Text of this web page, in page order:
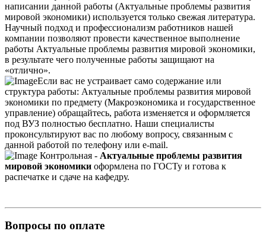
написании данной работы (Актуальные проблемы развития
мировой экономики) используется только свежая литература.
Научный подход и профессионализм работников нашей
компании позволяют провести качественное выполнение
работы Актуальные проблемы развития мировой экономики,
в результате чего полученные работы защищают на
«отлично».
Если вас не устраивает само содержание или
структура работы: Актуальные проблемы развития мировой
экономики по предмету (Макроэкономика и государственное
управление) обращайтесь, работа изменяется и оформляется
под ВУЗ полностью бесплатно. Наши специалисты
проконсультируют вас по любому вопросу, связанным с
данной работой по телефону или e-mail.
Контрольная - Актуальные проблемы развития
мировой экономики оформлена по ГОСТу и готова к
распечатке и сдаче на кафедру.
Вопросы по оплате